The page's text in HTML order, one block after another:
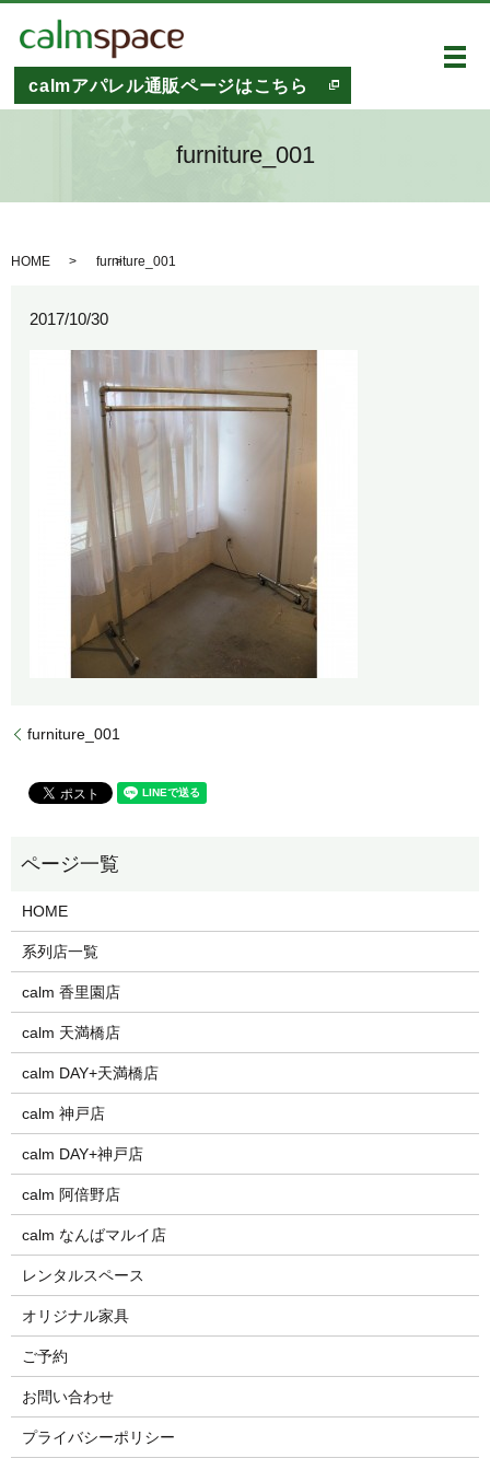
calmアパレル通販ページはこちら
メ
furniture_001
HOME furniture_001
2017/10/30
furniture_001
HOME
系列店一覧
calm 香里園店
calm 天満橋店
calm DAY+天満橋店
calm 神戸店
calm DAY+神戸店
calm 阿倍野店
calm なんばマルイ店
レンタルスペース
オリジナル家具
ご予約
お問い合わせ
プライバシーポリシー